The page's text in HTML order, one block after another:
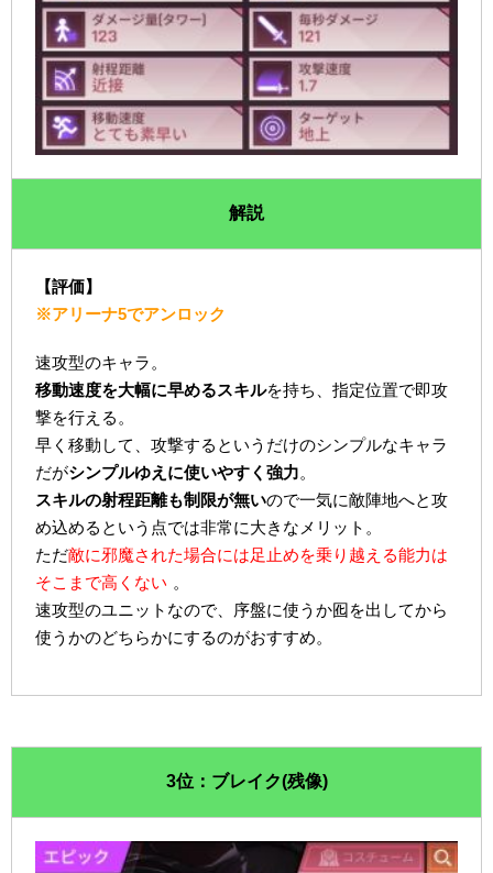
解説
【評価】
※アリーナ5でアンロック
速攻型のキャラ。
移動速度を大幅に早めるスキルを持ち、指定位置で即攻
撃を行える。
早く移動して、攻撃するというだけのシンプルなキャラ
だがシンプルゆえに使いやすく強力。
スキルの射程距離も制限が無いので一気に敵陣地へと攻
め込めるという点では非常に大きなメリット。
ただ敵に邪魔された場合には足止めを乗り越える能力は
そこまで高くない 。
速攻型のユニットなので、序盤に使うか囮を出してから
使うかのどちらかにするのがおすすめ。
3位：ブレイク(残像)